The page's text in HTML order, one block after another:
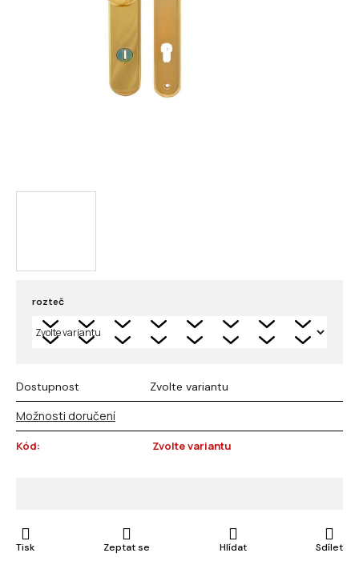
rozteč
Dostupnost Zvolte variantu
Možnosti doručení
Kód: Zvolte variantu
Tisk Zeptat se Hlídat Sdílet